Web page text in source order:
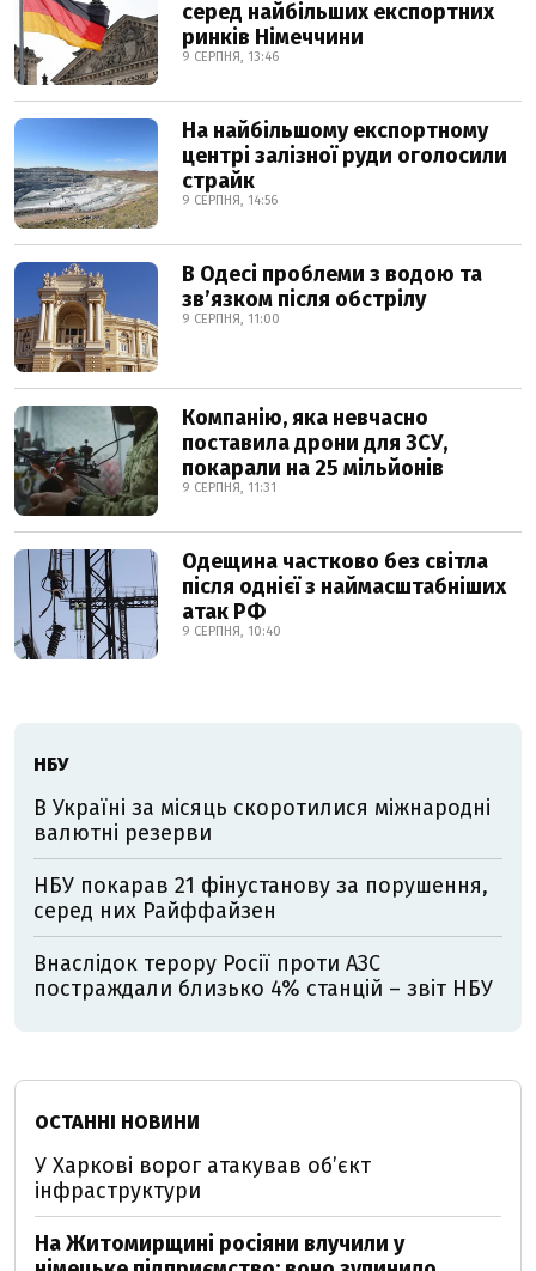
серед найбільших експортних
ринків Німеччини
9 СЕРПНЯ, 13:46
На найбільшому експортному
центрі залізної руди оголосили
страйк
9 СЕРПНЯ, 14:56
В Одесі проблеми з водою та
звʼязком після обстрілу
9 СЕРПНЯ, 11:00
Компанію, яка невчасно
поставила дрони для ЗСУ,
покарали на 25 мільйонів
9 СЕРПНЯ, 11:31
Одещина частково без світла
після однієї з наймасштабніших
атак РФ
9 СЕРПНЯ, 10:40
НБУ
В Україні за місяць скоротилися міжнародні
валютні резерви
НБУ покарав 21 фінустанову за порушення,
серед них Райффайзен
Внаслідок терору Росії проти АЗС
постраждали близько 4% станцій – звіт НБУ
ОСТАННІ НОВИНИ
У Харкові ворог атакував обʼєкт
інфраструктури
На Житомирщині росіяни влучили у